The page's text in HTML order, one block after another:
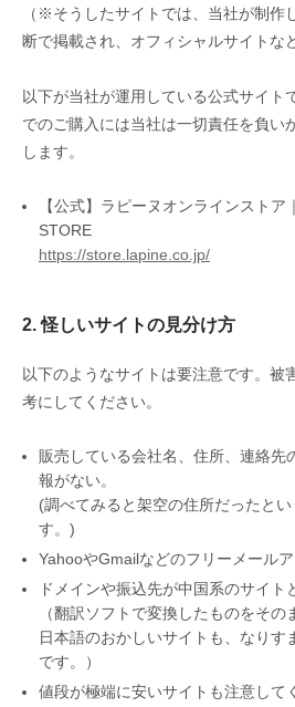
（※そうしたサイトでは、当社が制作
断で掲載され、オフィシャルサイトな
以下が当社が運用している公式サイト
でのご購入には当社は一切責任を負い
します。
【公式】ラピーヌオンラインストア
STORE
https://store.lapine.co.jp/
2. 怪しいサイトの見分け方
以下のようなサイトは要注意です。被
考にしてください。
販売している会社名、住所、連絡先
報がない。
(調べてみると架空の住所だったと
す。)
YahooやGmailなどのフリーメールア
ドメインや振込先が中国系のサイト
（翻訳ソフトで変換したものをそ
日本語のおかしいサイトも、なりす
です。）
値段が極端に安いサイトも注意して